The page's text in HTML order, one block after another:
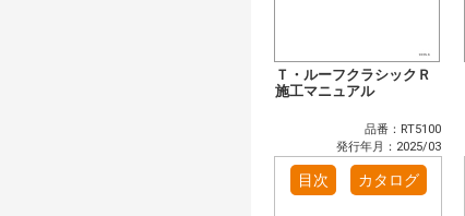
Ｔ・ルーフクラシックＲ
施工マニュアル
品番：RT5100
発行年月：2025/03
目次 カタログ